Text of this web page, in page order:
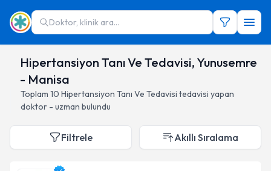
Doktor, klinik ara...
Hipertansiyon Tanı Ve Tedavisi, Yunusemre
- Manisa
Toplam 10 Hipertansiyon Tanı Ve Tedavisi tedavisi yapan
doktor - uzman bulundu
Filtrele Akıllı Sıralama